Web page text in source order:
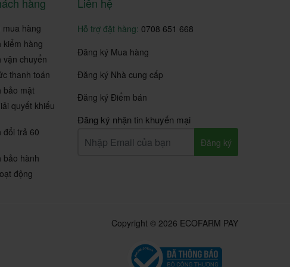
mua hàng
kiểm hàng
vận chuyển
thanh toán
bảo mật
quyết khiếu
đổi trả 60
bảo hành
động
Hỗ trợ đặt hàng: 0708 651 668
Đăng ký Mua hàng
Đăng ký Nhà cung cấp
Đăng ký Điểm bán
Đăng ký nhận tin khuyến mại
Đăng ký
Copyright © 2026 ECOFARM PAY